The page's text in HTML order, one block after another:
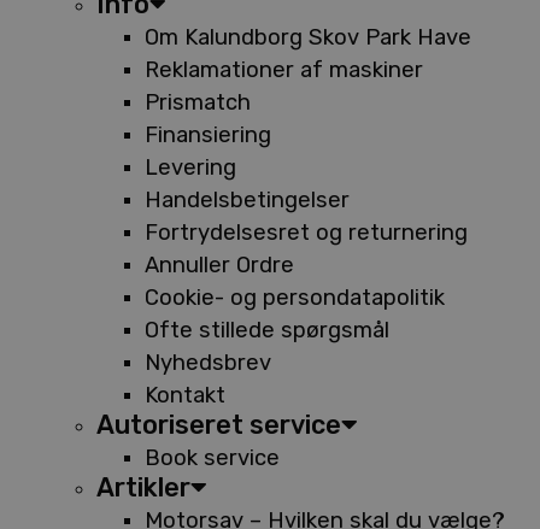
Om Kalundborg Skov Park Have
Reklamationer af maskiner
Prismatch
Finansiering
Levering
Handelsbetingelser
Fortrydelsesret og returnering
Annuller Ordre
Cookie- og persondatapolitik
Ofte stillede spørgsmål
Nyhedsbrev
Kontakt
Autoriseret service
Book service
Artikler
Motorsav – Hvilken skal du vælge?